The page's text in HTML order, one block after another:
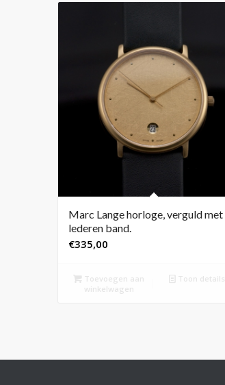
Marc Lange horloge, verguld met
lederen band.
€335,00
Toevoegen aan
winkelwagen
Toon details